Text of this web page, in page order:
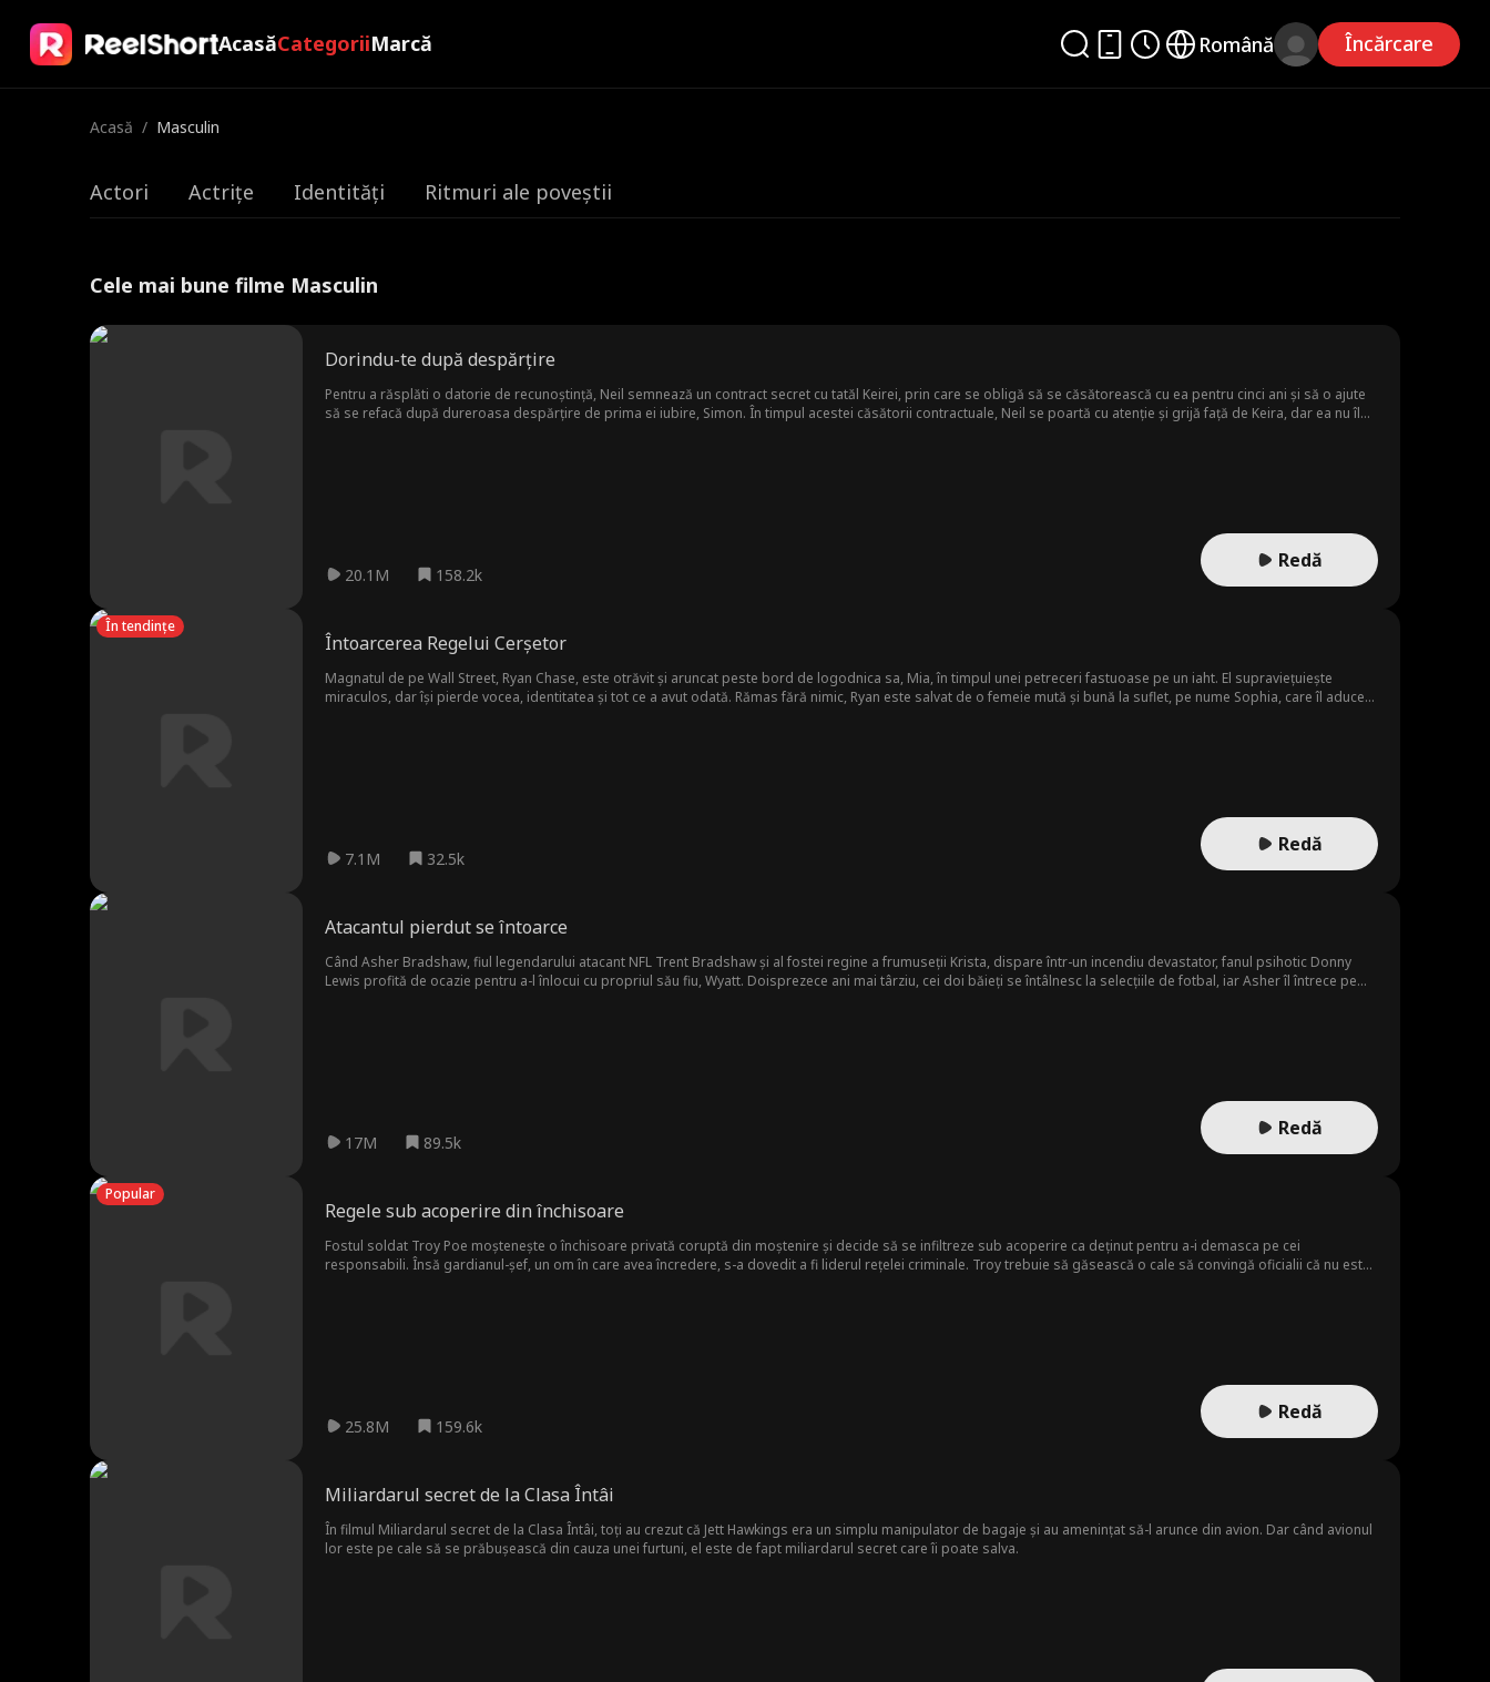
AcasăCategoriiMarcă Română Încărcare
Acasă / Masculin
Actori Actrițe Identități Ritmuri ale poveștii
Cele mai bune filme Masculin
Dorindu-te după despărțire
Pentru a răsplăti o datorie de recunoștință, Neil semnează un contract secret cu tatăl Keirei, prin care se obligă să se căsătorească cu ea pentru cinci ani și să o ajute
să se refacă după dureroasa despărțire de prima ei iubire, Simon. În timpul acestei căsătorii contractuale, Neil se poartă cu atenție și grijă față de Keira, dar ea nu îl
20.1M 158.2k
Redă
În tendințe
Întoarcerea Regelui Cerșetor
Magnatul de pe Wall Street, Ryan Chase, este otrăvit și aruncat peste bord de logodnica sa, Mia, în timpul unei petreceri fastuoase pe un iaht. El supraviețuiește
miraculos, dar își pierde vocea, identitatea și tot ce a avut odată. Rămas fără nimic, Ryan este salvat de o femeie mută și bună la suflet, pe nume Sophia, care îl aduce
7.1M 32.5k
Redă
Atacantul pierdut se întoarce
Când Asher Bradshaw, fiul legendarului atacant NFL Trent Bradshaw și al fostei regine a frumuseții Krista, dispare într-un incendiu devastator, fanul psihotic Donny
Lewis profită de ocazie pentru a-l înlocui cu propriul său fiu, Wyatt. Doisprezece ani mai târziu, cei doi băieți se întâlnesc la selecțiile de fotbal, iar Asher îl întrece pe
17M 89.5k
Redă
Popular
Regele sub acoperire din închisoare
Fostul soldat Troy Poe moștenește o închisoare privată coruptă din moștenire și decide să se infiltreze sub acoperire ca deținut pentru a-i demasca pe cei
responsabili. Însă gardianul-șef, un om în care avea încredere, s-a dovedit a fi liderul rețelei criminale. Troy trebuie să găsească o cale să convingă oficialii că nu este
25.8M 159.6k
Redă
Miliardarul secret de la Clasa Întâi
În filmul Miliardarul secret de la Clasa Întâi, toți au crezut că Jett Hawkings era un simplu manipulator de bagaje și au amenințat să-l arunce din avion. Dar când avionul
lor este pe cale să se prăbușească din cauza unei furtuni, el este de fapt miliardarul secret care îi poate salva.